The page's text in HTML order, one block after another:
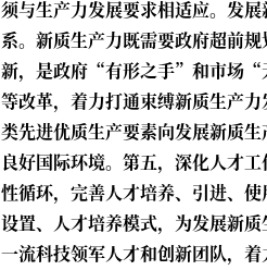
须与生产力发展要求相适应。发
系。新质生产力既需要政府超前
新，是政府“有形之手”和市场“
等改革，着力打通束缚新质生产
类先进优质生产要素向发展新质
良好国际环境。第五，深化人才
性循环，完善人才培养、引进、
设置、人才培养模式，为发展新
一流科技领军人才和创新团队，